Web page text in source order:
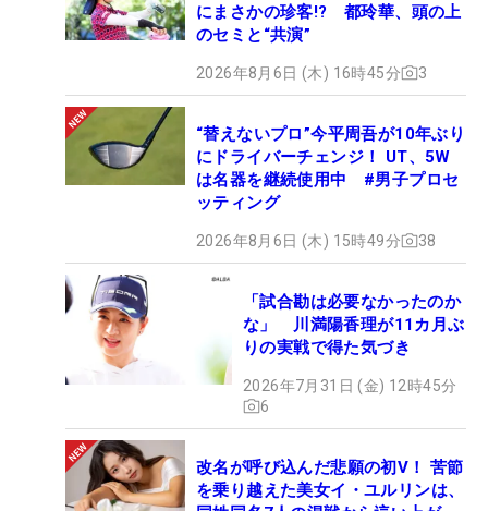
にまさかの珍客!? 都玲華、頭の上
のセミと“共演”
2026年8月6日 (木) 16時45分 3
“替えないプロ”今平周吾が10年ぶり
にドライバーチェンジ！ UT、5W
は名器を継続使用中 #男子プロセ
ッティング
2026年8月6日 (木) 15時49分 38
「試合勘は必要なかったのか
な」 川満陽香理が11カ月ぶ
りの実戦で得た気づき
2026年7月31日 (金) 12時45分
6
改名が呼び込んだ悲願の初V！ 苦節
を乗り越えた美女イ・ユルリンは、